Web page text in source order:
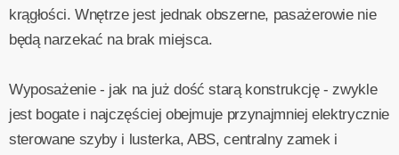
krągłości. Wnętrze jest jednak obszerne, pasażerowie nie
będą narzekać na brak miejsca.
Wyposażenie - jak na już dość starą konstrukcję - zwykle
jest bogate i najczęściej obejmuje przynajmniej elektrycznie
sterowane szyby i lusterka, ABS, centralny zamek i